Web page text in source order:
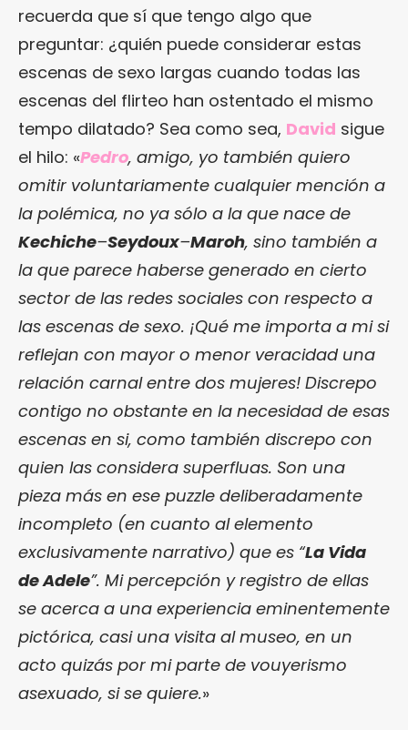
recuerda que sí que tengo algo que
preguntar: ¿quién puede considerar estas
escenas de sexo largas cuando todas las
escenas del flirteo han ostentado el mismo
tempo dilatado? Sea como sea, David sigue
el hilo: «Pedro, amigo, yo también quiero
omitir voluntariamente cualquier mención a
la polémica, no ya sólo a la que nace de
Kechiche–Seydoux–Maroh, sino también a
la que parece haberse generado en cierto
sector de las redes sociales con respecto a
las escenas de sexo. ¡Qué me importa a mi si
reflejan con mayor o menor veracidad una
relación carnal entre dos mujeres! Discrepo
contigo no obstante en la necesidad de esas
escenas en si, como también discrepo con
quien las considera superfluas. Son una
pieza más en ese puzzle deliberadamente
incompleto (en cuanto al elemento
exclusivamente narrativo) que es “La Vida
de Adele”. Mi percepción y registro de ellas
se acerca a una experiencia eminentemente
pictórica, casi una visita al museo, en un
acto quizás por mi parte de vouyerismo
asexuado, si se quiere.»